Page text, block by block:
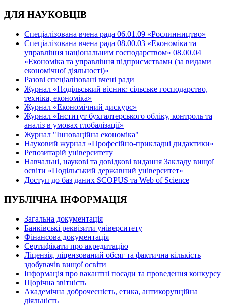
ДЛЯ НАУКОВЦІВ
Спеціалізована вчена рада 06.01.09 «Рослинництво»
Спеціалізована вчена рада 08.00.03 «Економіка та
управління національним господарством» 08.00.04
«Економіка та управління підприємствами (за видами
економічної діяльності)»
Разові спеціалізовані вчені ради
Журнал «Подільський вісник: сільське господарство,
техніка, економіка»
Журнал «Економічний дискурс»
Журнал «Інститут бухгалтерського обліку, контроль та
аналіз в умовах глобалізації»
Журнал "Інноваційна економіка"
Науковий журнал «Професійно-прикладні дидактики»
Репозитарій університету
Навчальні, наукові та довідкові видання Закладу вищої
освіти «Подільський державний університет»
Доступ до баз даних SCOPUS та Web of Science
ПУБЛІЧНА ІНФОРМАЦІЯ
Загальна документація
Банківські реквізити університету
Фінансова документація
Сертифікати про акредитацію
Ліцензія, ліцензований обсяг та фактична кількість
здобувачів вищої освіти
Інформація про вакантні посади та проведення конкурсу
Щорічна звітність
Академічна доброчесність, етика, антикорупційна
діяльність